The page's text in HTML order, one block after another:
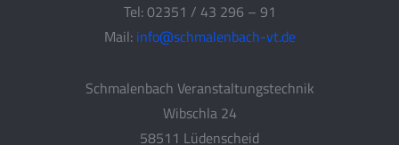
Tel: 02351 / 43 296 – 91
Mail: info@schmalenbach-vt.de
Schmalenbach Veranstaltungstechnik
Wibschla 24
58511 Lüdenscheid